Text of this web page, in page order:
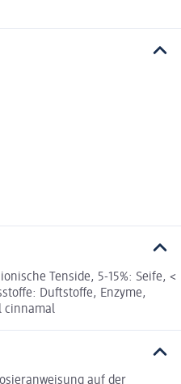
Tenside, 5-15%: Seife, <
Duftstoffe, Enzyme,
cinnamal
auf der